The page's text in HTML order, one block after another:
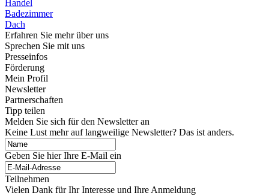
Handel
Badezimmer
Dach
Erfahren Sie mehr über uns
Sprechen Sie mit uns
Presseinfos
Förderung
Mein Profil
Newsletter
Partnerschaften
Tipp teilen
Melden Sie sich für den Newsletter an
Keine Lust mehr auf langweilige Newsletter? Das ist anders.
Geben Sie hier Ihre E-Mail ein
Teilnehmen
Vielen Dank für Ihr Interesse und Ihre Anmeldung